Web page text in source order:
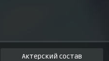
Актерский состав